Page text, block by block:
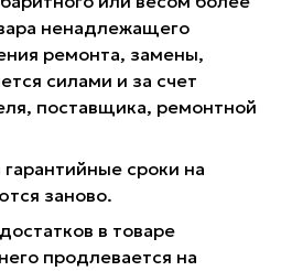
ненадлежащего
ремонта, замены,
силами и за счет
поставщика, ремонтной
сроки на
заново.
в товаре
продлевается на